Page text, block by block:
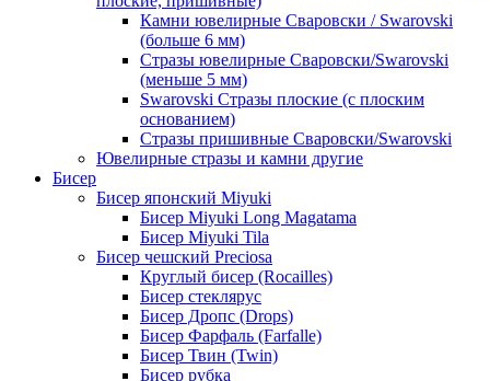
Камни ювелирные Сваровски / Swarovski
(больше 6 мм)
Стразы ювелирные Сваровски/Swarovski
(меньше 5 мм)
Swarovski Стразы плоские (с плоским
основанием)
Стразы пришивные Сваровски/Swarovski
Ювелирные стразы и камни другие
Бисер
Бисер японский Miyuki
Бисер Miyuki Long Magatama
Бисер Miyuki Tila
Бисер чешский Preciosa
Круглый бисер (Rocailles)
Бисер стеклярус
Бисер Дропс (Drops)
Бисер Фарфаль (Farfalle)
Бисер Твин (Twin)
Бисер рубка